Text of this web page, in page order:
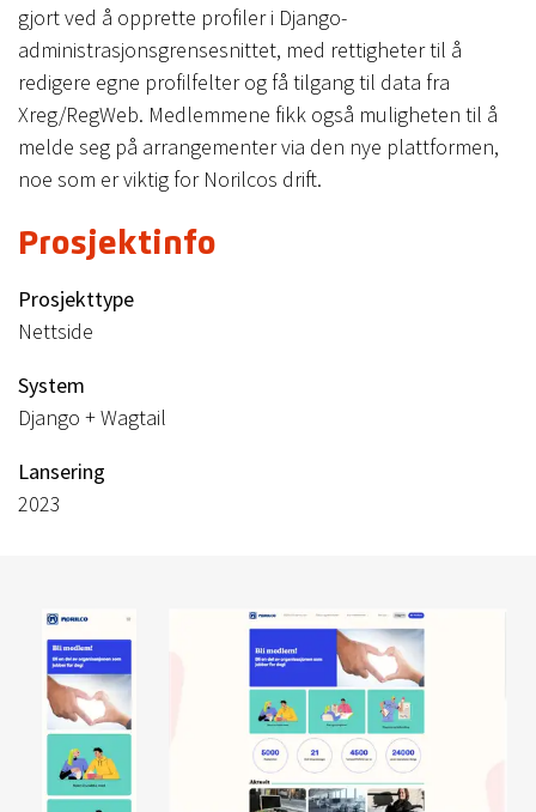
gjort ved å opprette profiler i Django-
administrasjonsgrensesnittet, med rettigheter til å
redigere egne profilfelter og få tilgang til data fra
Xreg/RegWeb. Medlemmene fikk også muligheten til å
melde seg på arrangementer via den nye plattformen,
noe som er viktig for Norilcos drift.
Prosjektinfo
Prosjekttype
Nettside
System
Django + Wagtail
Lansering
2023